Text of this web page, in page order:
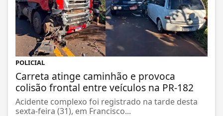
POLICIAL
Carreta atinge caminhão e provoca
colisão frontal entre veículos na PR-182
Acidente complexo foi registrado na tarde desta
sexta-feira (31), em Francisco...